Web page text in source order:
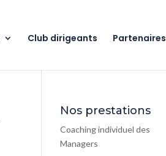
Club dirigeants Partenaires
Nos prestations
Coaching individuel des
Managers